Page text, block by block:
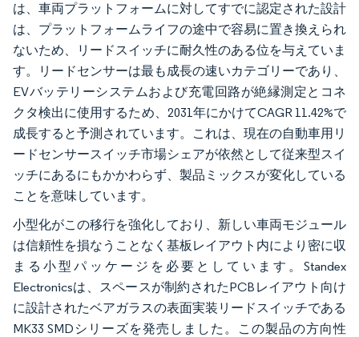
は、車両プラットフォームに対してすでに認定された設計
は、プラットフォームライフの途中で容易に置き換えられ
ないため、リードスイッチに耐久性のある位を与えていま
す。リードセンサーは最も成長の速いカテゴリーであり、
EVバッテリーシステムおよび充電回路が絶縁測定とコネ
クタ検出に使用するため、2031年にかけてCAGR 11.42%で
成長すると予測されています。これは、現在の自動車用リ
ードセンサースイッチ市場シェアが依然として従来型スイ
ッチにあるにもかかわらず、製品ミックスが変化している
ことを意味しています。
小型化がこの移行を強化しており、新しい車両モジュール
は信頼性を損なうことなく基板レイアウト内により密に収
まる小型パッケージを必要としています。Standex
Electronicsは、スペースが制約されたPCBレイアウト向け
に設計されたベアガラスの表面実装リードスイッチである
MK33 SMDシリーズを発売しました。この製品の方向性